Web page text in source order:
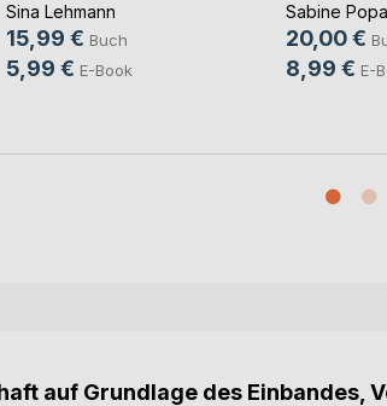
Sina Lehmann
15,99 € Buch
5,99 € E-Book
Sabine
20,00 €
8,99 € E-
auf Grundlage des Einbandes,